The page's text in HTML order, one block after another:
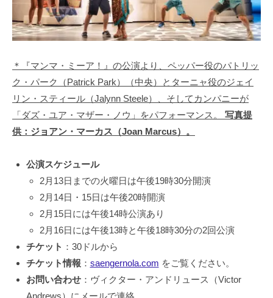
＊『マンマ・ミーア！』の公演より、ペッパー役のパトリッ
ク・パーク（Patrick Park）（中央）とターニャ役のジェイ
リン・スティール（Jalynn Steele）、そしてカンパニーが
「ダズ・ユア・マザー・ノウ」をパフォーマンス。 写真提
供：ジョアン・マーカス（Joan Marcus）。
公演スケジュール
2月13日までの火曜日は午後19時30分開演
2月14日・15日は午後20時開演
2月15日には午後14時公演あり
2月16日には午後13時と午後18時30分の2回公演
チケット ：30ドルから
チケット情報 ： saengernola.com をご覧ください。
お問い合わせ：ヴィクター・アンドリュース（Victor
Andrews）にメールで連絡